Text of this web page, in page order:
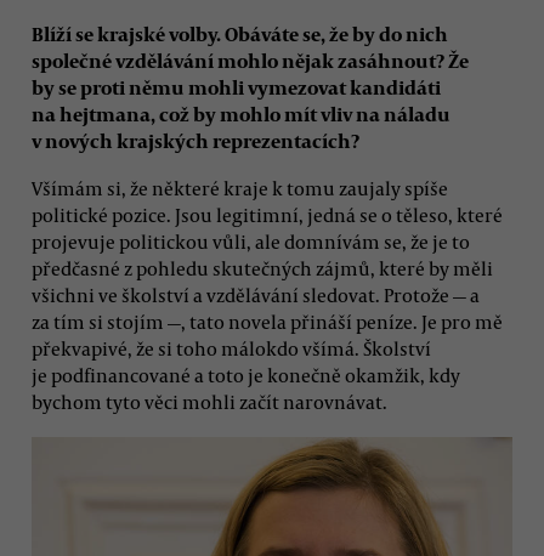
Blíží se krajské volby. Obáváte se, že by do nich
společné vzdělávání mohlo nějak zasáhnout? Že
by se proti němu mohli vymezovat kandidáti
na hejtmana, což by mohlo mít vliv na náladu
v nových krajských reprezentacích?
Všímám si, že některé kraje k tomu zaujaly spíše
politické pozice. Jsou legitimní, jedná se o těleso, které
projevuje politickou vůli, ale domnívám se, že je to
předčasné z pohledu skutečných zájmů, které by měli
všichni ve školství a vzdělávání sledovat. Protože — a
za tím si stojím —, tato novela přináší peníze. Je pro mě
překvapivé, že si toho málokdo všímá. Školství
je podfinancované a toto je konečně okamžik, kdy
bychom tyto věci mohli začít narovnávat.